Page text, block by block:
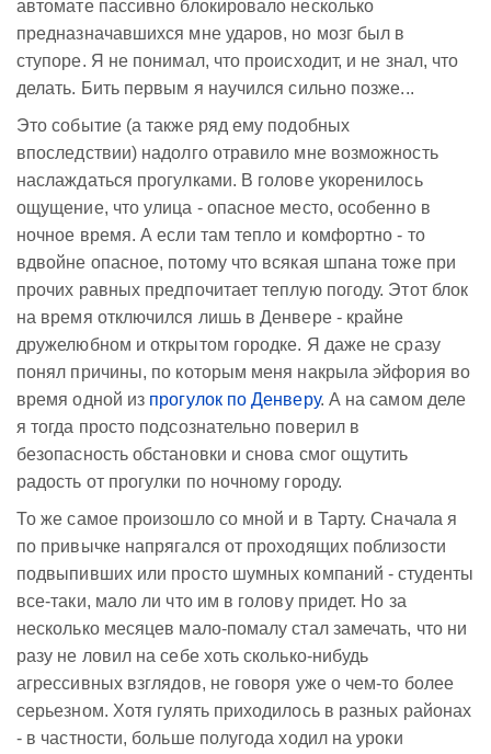
автомате пассивно блокировало несколько
предназначавшихся мне ударов, но мозг был в
ступоре. Я не понимал, что происходит, и не знал, что
делать. Бить первым я научился сильно позже...
Это событие (а также ряд ему подобных
впоследствии) надолго отравило мне возможность
наслаждаться прогулками. В голове укоренилось
ощущение, что улица - опасное место, особенно в
ночное время. А если там тепло и комфортно - то
вдвойне опасное, потому что всякая шпана тоже при
прочих равных предпочитает теплую погоду. Этот блок
на время отключился лишь в Денвере - крайне
дружелюбном и открытом городке. Я даже не сразу
понял причины, по которым меня накрыла эйфория во
время одной из прогулок по Денверу. А на самом деле
я тогда просто подсознательно поверил в
безопасность обстановки и снова смог ощутить
радость от прогулки по ночному городу.
То же самое произошло со мной и в Тарту. Сначала я
по привычке напрягался от проходящих поблизости
подвыпивших или просто шумных компаний - студенты
все-таки, мало ли что им в голову придет. Но за
несколько месяцев мало-помалу стал замечать, что ни
разу не ловил на себе хоть сколько-нибудь
агрессивных взглядов, не говоря уже о чем-то более
серьезном. Хотя гулять приходилось в разных районах
- в частности, больше полугода ходил на уроки